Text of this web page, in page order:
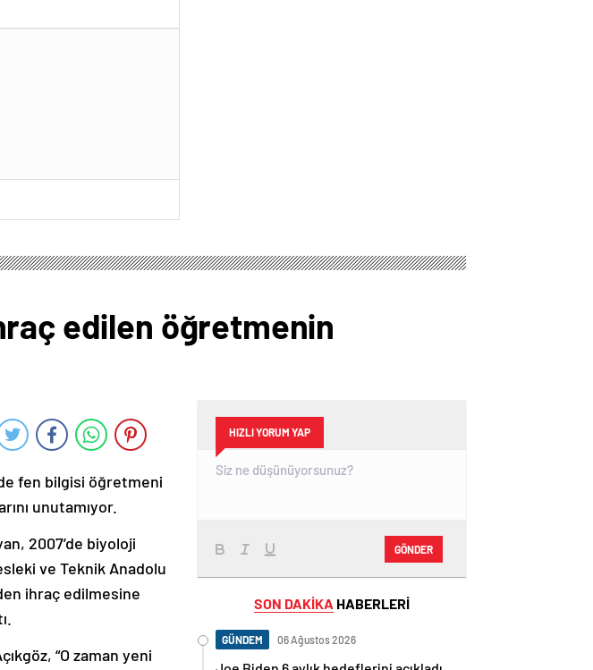
edilen öğretmenin
fen bilgisi öğretmeni
unutamıyor.
2007’de biyoloji
ve Teknik Anadolu
ihraç edilmesine
“O zaman yeni
HIZLI YORUM YAP
GÖNDER
SON DAKİKA HABERLERİ
GÜNDEM 06 Ağustos 2026